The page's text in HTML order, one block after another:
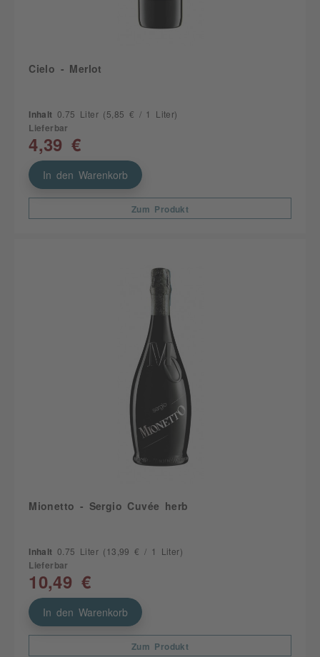
Cielo - Merlot
Inhalt 0.75 Liter (5,85 € / 1 Liter)
Lieferbar
4,39 €
In den Warenkorb
Zum Produkt
Mionetto - Sergio Cuvée herb
Inhalt 0.75 Liter (13,99 € / 1 Liter)
Lieferbar
10,49 €
In den Warenkorb
Zum Produkt